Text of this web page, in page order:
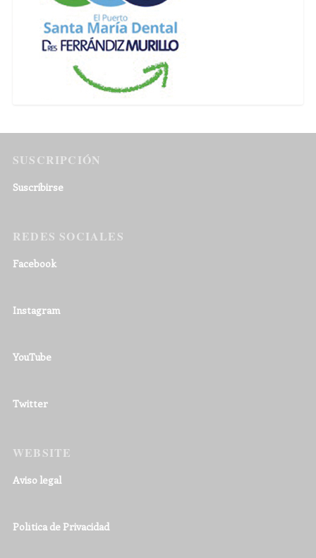
SUSCRIPCIÓN
Suscribirse
REDES SOCIALES
Facebook
Instagram
YouTube
Twitter
WEBSITE
Aviso legal
Política de Privacidad